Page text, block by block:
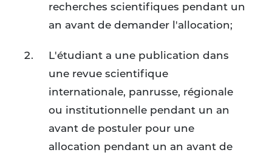
recherches scientifiques pendant un
an avant de demander l'allocation;
L'étudiant a une publication dans
une revue scientifique
internationale, panrusse, régionale
ou institutionnelle pendant un an
avant de postuler pour une
allocation pendant un an avant de